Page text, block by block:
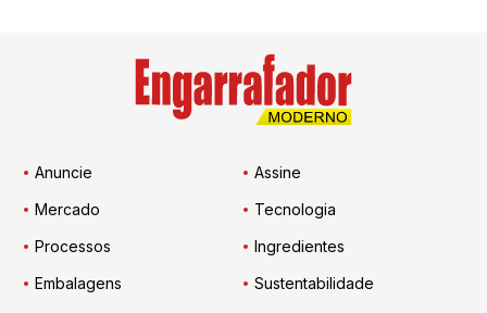
Anuncie
Assine
Mercado
Tecnologia
Processos
Ingredientes
Embalagens
Sustentabilidade